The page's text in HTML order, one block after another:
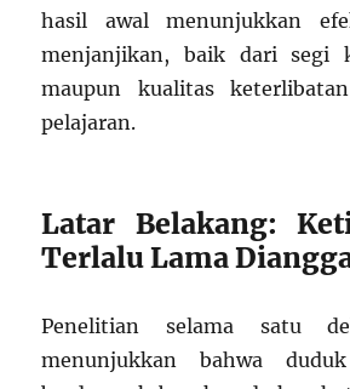
hasil awal menunjukkan
menjanjikan, baik dari segi
maupun kualitas
pelajaran.
Latar Belakang:
Terlalu Lama
Penelitian selama satu
menunjukkan bahwa